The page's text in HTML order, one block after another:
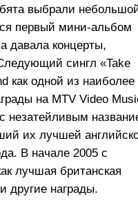
выбрали
первый мини-альбом
давала концерты,
сингл «Take
как одной из наиболее
на MTV Video
незатейливым
их лучшей
В начале 2005 c
лучшая британская
другие награды.